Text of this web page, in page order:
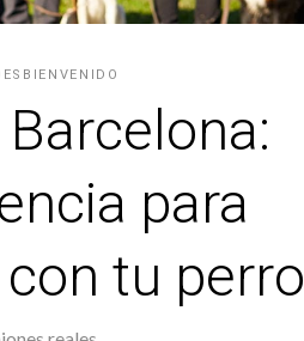
para
tu perro